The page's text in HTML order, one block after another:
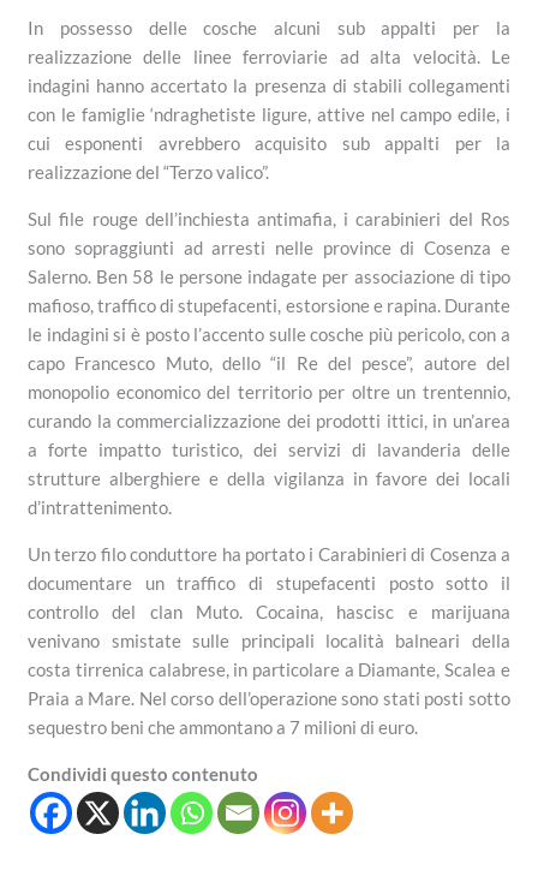
In possesso delle cosche alcuni sub appalti per la
realizzazione delle linee ferroviarie ad alta velocità. Le
indagini hanno accertato la presenza di stabili collegamenti
con le famiglie ‘ndraghetiste ligure, attive nel campo edile, i
cui esponenti avrebbero acquisito sub appalti per la
realizzazione del “Terzo valico”.
Sul file rouge dell’inchiesta antimafia, i carabinieri del Ros
sono sopraggiunti ad arresti nelle province di Cosenza e
Salerno. Ben 58 le persone indagate per associazione di tipo
mafioso, traffico di stupefacenti, estorsione e rapina. Durante
le indagini si è posto l’accento sulle cosche più pericolo, con a
capo Francesco Muto, dello “il Re del pesce”, autore del
monopolio economico del territorio per oltre un trentennio,
curando la commercializzazione dei prodotti ittici, in un’area
a forte impatto turistico, dei servizi di lavanderia delle
strutture alberghiere e della vigilanza in favore dei locali
d’intrattenimento.
Un terzo filo conduttore ha portato i Carabinieri di Cosenza a
documentare un traffico di stupefacenti posto sotto il
controllo del clan Muto. Cocaina, hascisc e marijuana
venivano smistate sulle principali località balneari della
costa tirrenica calabrese, in particolare a Diamante, Scalea e
Praia a Mare. Nel corso dell’operazione sono stati posti sotto
sequestro beni che ammontano a 7 milioni di euro.
Condividi questo contenuto